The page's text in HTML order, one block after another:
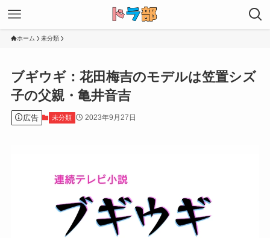
ホーム 未分類
ブギウギ：花田梅吉のモデルは笠置シズ
子の父親・亀井音吉
広告 未分類 2023年9月27日